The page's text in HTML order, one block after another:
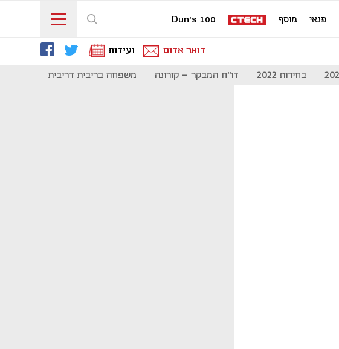
פנאי מוסף Dun's 100
דואר אדום ועידות
בחירות 2022 דו"ח המבקר - קורונה משפחה בריבית דריבית